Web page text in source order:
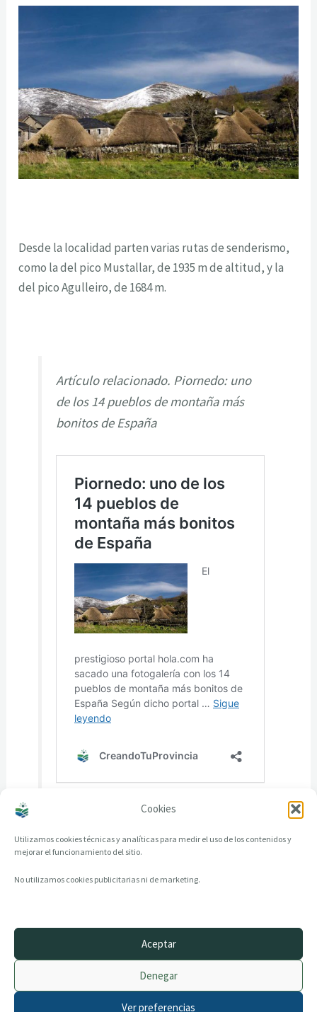
Cookies
Utilizamos cookies técnicas y analíticas para medir el uso de los contenidos y
mejorar el funcionamiento del sitio.
No utilizamos cookies publicitarias ni de marketing.
Aceptar
Denegar
Ver preferencias
Desde la localidad parten varias rutas de senderismo,
como la del pico Mustallar, de 1935 m de altitud, y la
del pico Agulleiro, de 1684 m.
Artículo relacionado. Piornedo: uno
de los 14 pueblos de montaña más
bonitos de España
© 2014–2026 creandotuprovincia.es · Todos los derechos reservados